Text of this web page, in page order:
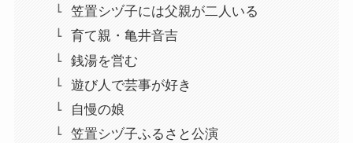
笠置シヅ子には父親が二人いる
育て親・亀井音吉
銭湯を営む
遊び人で芸事が好き
自慢の娘
笠置シヅ子ふるさと公演